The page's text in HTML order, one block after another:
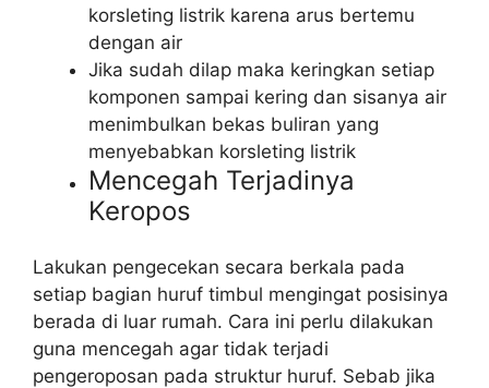
korsleting listrik karena arus bertemu
dengan air
Jika sudah dilap maka keringkan setiap
komponen sampai kering dan sisanya air
menimbulkan bekas buliran yang
menyebabkan korsleting listrik
Mencegah Terjadinya
Keropos
Lakukan pengecekan secara berkala pada
setiap bagian huruf timbul mengingat posisinya
berada di luar rumah. Cara ini perlu dilakukan
guna mencegah agar tidak terjadi
pengeroposan pada struktur huruf. Sebab jika